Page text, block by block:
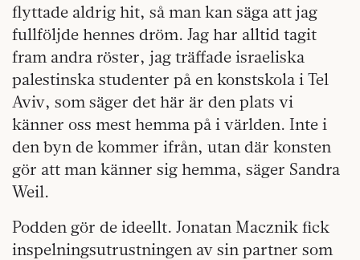
flyttade aldrig hit, så man kan säga att jag
fullföljde hennes dröm. Jag har alltid tagit
fram andra röster, jag träffade israeliska
palestinska studenter på en konstskola i Tel
Aviv, som säger det här är den plats vi
känner oss mest hemma på i världen. Inte i
den byn de kommer ifrån, utan där konsten
gör att man känner sig hemma, säger Sandra
Weil.
Podden gör de ideellt. Jonatan Macznik fick
inspelningsutrustningen av sin partner som